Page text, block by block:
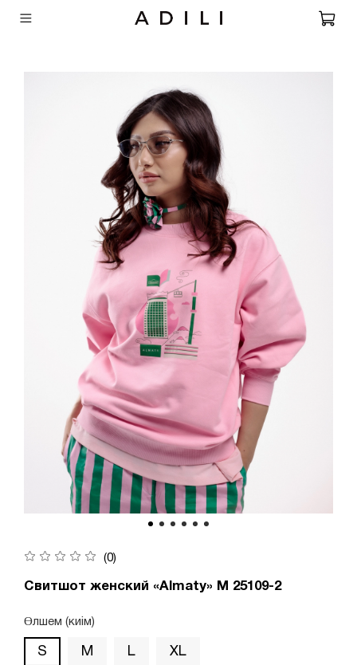
(0)
Свитшот женский «Almaty» М 25109-2
Өлшем (киім)
S M L XL